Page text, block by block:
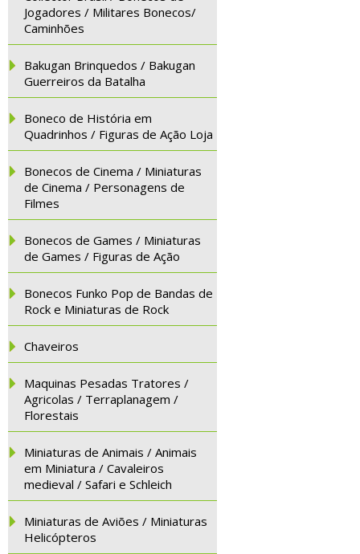
Jogadores / Militares Bonecos/
Caminhões
Bakugan Brinquedos / Bakugan
Guerreiros da Batalha
Boneco de História em
Quadrinhos / Figuras de Ação Loja
Bonecos de Cinema / Miniaturas
de Cinema / Personagens de
Filmes
Bonecos de Games / Miniaturas
de Games / Figuras de Ação
Bonecos Funko Pop de Bandas de
Rock e Miniaturas de Rock
Chaveiros
Maquinas Pesadas Tratores /
Agricolas / Terraplanagem /
Florestais
Miniaturas de Animais / Animais
em Miniatura / Cavaleiros
medieval / Safari e Schleich
Miniaturas de Aviões / Miniaturas
Helicópteros